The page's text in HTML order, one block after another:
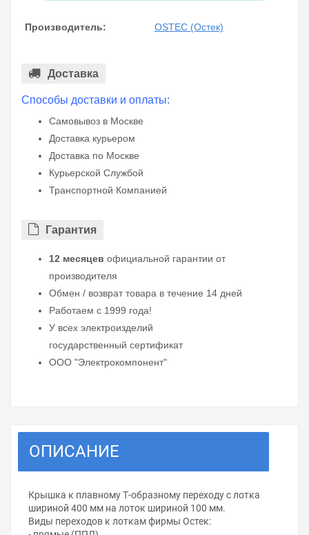
Производитель: OSTEC (Остек)
Доставка
Способы доставки и оплаты:
Самовывоз в Москве
Доставка курьером
Доставка по Москве
Курьерской Службой
Транспортной Компанией
Гарантия
12 месяцев официальной гарантии от
производителя
Обмен / возврат товара в течение 14 дней
Работаем с 1999 года!
У всех электроизделий
государственный сертификат
ООО "Электрокомпонент"
ОПИСАНИЕ
Крышка к плавному Т-образному переходу с лотка
шириной 400 мм на лоток шириной 100 мм.
Виды переходов к лоткам фирмы Остек: